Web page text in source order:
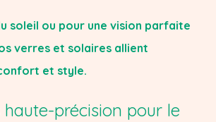
soleil ou pour une vision parfaite
verres et solaires allient
et style.
haute-précision pour le